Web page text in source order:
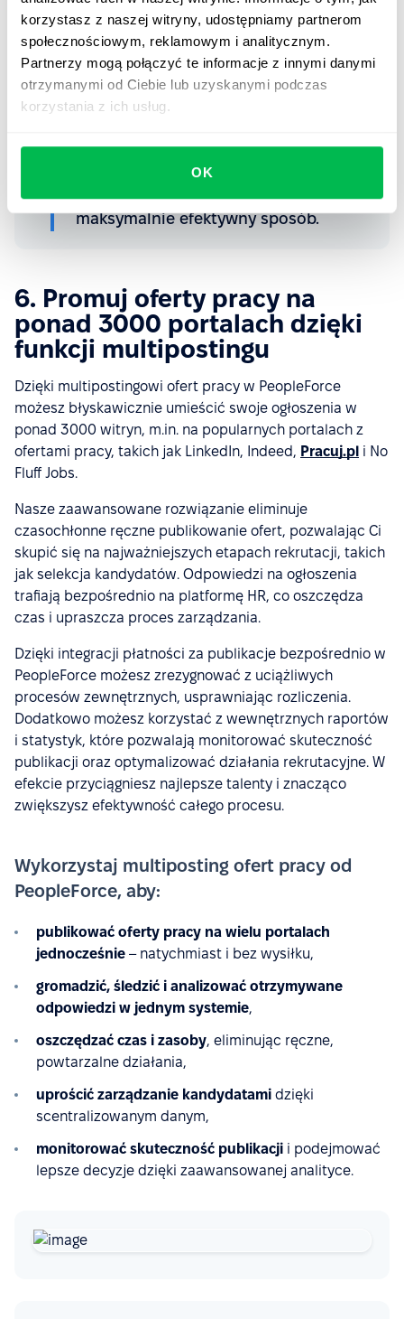
korzystasz z naszej witryny, udostępniamy partnerom
społecznościowym, reklamowym i analitycznym.
Partnerzy mogą połączyć te informacje z innymi danymi
otrzymanymi od Ciebie lub uzyskanymi podczas
korzystania z ich usług.
OK
w maksymalnie efektywny sposób.
Usprawnij rekrutację i organizuj
maksymalnie efektywny sposób.
6. Promuj oferty pracy na
ponad 3000 portalach dzięki
funkcji multipostingu
Dzięki multipostingowi ofert pracy w PeopleForce
możesz błyskawicznie umieścić swoje ogłoszenia w
ponad 3000 witryn, m.in. na popularnych portalach z
ofertami pracy, takich jak LinkedIn, Indeed, Pracuj.pl i No
Fluff Jobs.
Nasze zaawansowane rozwiązanie eliminuje
czasochłonne ręczne publikowanie ofert, pozwalając Ci
skupić się na najważniejszych etapach rekrutacji, takich
jak selekcja kandydatów. Odpowiedzi na ogłoszenia
trafiają bezpośrednio na platformę HR, co oszczędza
czas i upraszcza proces zarządzania.
Dzięki integracji płatności za publikacje bezpośrednio w
PeopleForce możesz zrezygnować z uciążliwych
procesów zewnętrznych, usprawniając rozliczenia.
Dodatkowo możesz korzystać z wewnętrznych raportów
i statystyk, które pozwalają monitorować skuteczność
publikacji oraz optymalizować działania rekrutacyjne. W
efekcie przyciągniesz najlepsze talenty i znacząco
zwiększysz efektywność całego procesu.
Wykorzystaj multiposting ofert pracy od
PeopleForce, aby:
publikować oferty pracy na wielu portalach
jednocześnie – natychmiast i bez wysiłku,
gromadzić, śledzić i analizować otrzymywane
odpowiedzi w jednym systemie,
oszczędzać czas i zasoby, eliminując ręczne,
powtarzalne działania,
uprościć zarządzanie kandydatami dzięki
scentralizowanym danym,
monitorować skuteczność publikacji i podejmować
lepsze decyzje dzięki zaawansowanej analityce.